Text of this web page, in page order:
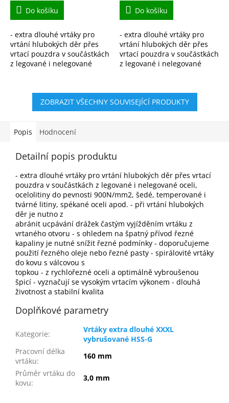
Do košíku
- extra dlouhé vrtáky pro
vrtání hlubokých děr přes
vrtací pouzdra v součástkách
z legované i nelegované
temperované i tvárné...
Do košíku
- extra dlouhé vrtáky pro
vrtání hlubokých děr přes
vrtací pouzdra v součástkách
z legované i nelegované
temperované i tvárné...
ZOBRAZIT VŠECHNY SOUVISEJÍCÍ PRODUKTY
Popis Hodnocení
Detailní popis produktu
- extra dlouhé vrtáky pro vrtání hlubokých děr přes vrtací
pouzdra v součástkách z legované i nelegované oceli,
ocelolitiny do pevnosti 900N/mm2, šedé, temperované i
tvárné litiny, spékané oceli apod. - při vrtání hlubokých
děr je nutno z
abránit ucpávání drážek častým vyjížděním vrtáku z
vrtaného otvoru - s ohledem na špatný přívod řezné
kapaliny je nutné snížit řezné podmínky - doporučujeme
použití řezného oleje nebo řezné pasty - spirálovité vrtáky
do kovu s válcovou s
topkou - z rychlořezné oceli a optimálně vybroušenou
špicí - vyznačují se vysokým vrtacím výkonem - dlouhá
životnost a stabilní kvalita
Doplňkové parametry
Kategorie:
Vrtáky extra dlouhé XXXL
vybrušované HSS-G
Pracovní délka
vrtáku:
160 mm
Průměr vrtáku do
kovu:
3,0 mm